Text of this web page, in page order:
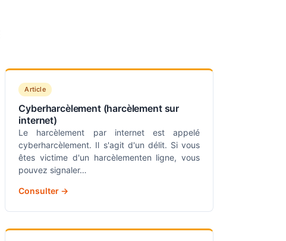
Article
Cyberharcèlement (harcèlement sur
internet)
Le harcèlement par internet est appelé
cyberharcèlement. Il s'agit d'un délit. Si vous
êtes victime d'un harcèlementen ligne, vous
pouvez signaler…
Consulter →